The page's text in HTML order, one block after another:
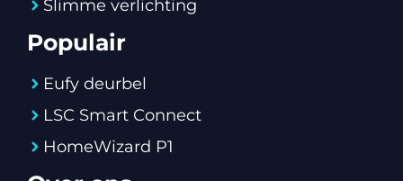
Slimme verlichting
Populair
Eufy deurbel
LSC Smart Connect
HomeWizard P1